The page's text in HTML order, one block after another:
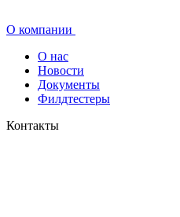
О компании
О нас
Новости
Документы
Филдтестеры
Контакты